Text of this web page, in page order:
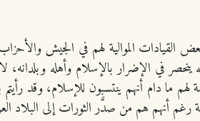
القيادات الموالية لهم في الجيش
ينحصر في الإضرار بالإسلام وأهله
ما دام أنهم ينتسبون للإسلام، وقد
أنهم هم من صدَّر الثورات إلى البلاد